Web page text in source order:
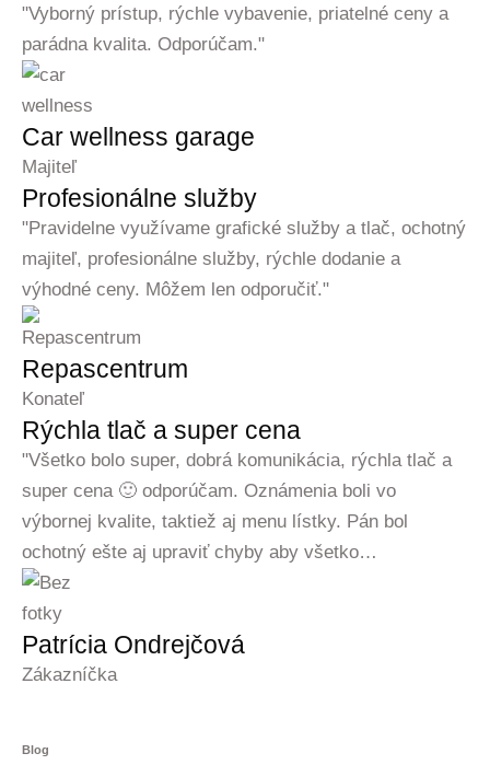
"Vyborný prístup, rýchle vybavenie, priatelné ceny a
parádna kvalita. Odporúčam."
Car wellness garage
Majiteľ
Profesionálne služby
"Pravidelne využívame grafické služby a tlač, ochotný
majiteľ, profesionálne služby, rýchle dodanie a
výhodné ceny. Môžem len odporučiť."
Repascentrum
Konateľ
Rýchla tlač a super cena
"Všetko bolo super, dobrá komunikácia, rýchla tlač a
super cena 🙂 odporúčam. Oznámenia boli vo
výbornej kvalite, taktiež aj menu lístky. Pán bol
ochotný ešte aj upraviť chyby aby všetko…
Patrícia Ondrejčová
Zákazníčka
Blog